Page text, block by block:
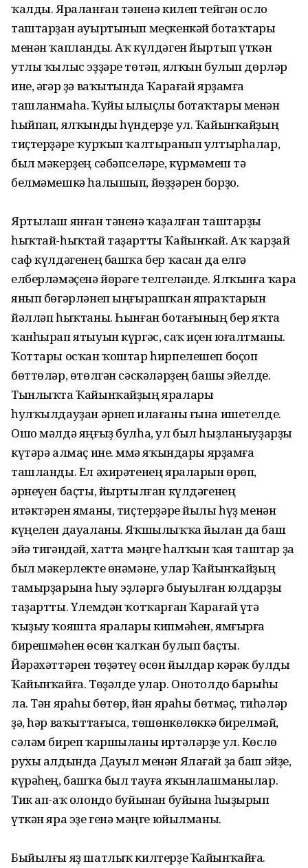
ҡалды. Яраланған тәненә килеп тейгән осло
таштарҙан ауыртынып меҫкенкәй ботаҡтары
менән ҡапланды. Аҡ күлдәген йыртып үткән
утлы ҡылыс эҙҙәре төтәп, ялҡын булып дөрләр
ине, әгәр ҙә ваҡытында Ҡарағай ярҙамға
ташланмаһа. Ҡуйы ылыҫлы ботаҡтары менән
һыйпап, ялҡынды һүндерҙе ул. Ҡайынҡайҙың
тиҫтерҙәре ҡурҡып ҡалтыранып ултырһалар,
был мәкерҙең сәбәпселәре, күрмәмеш тә
белмәмешкә һалышып, йөҙҙәрен борҙо.
Яртылаш янған тәненә ҡаҙалған таштарҙы
һыҡтай-һыҡтай таҙартты Ҡайынҡай. Аҡ ҡарҙай
саф күлдәгенең башҡа бер ҡасан да елгә
елберләмәҫенә йөрәге телгеләнде. Ялҡынға ҡара
янып бөгәрләнеп ыңғырашҡан япраҡтарын
йәлләп һыҡтаны. Һынған ботағының бер яҡта
ҡанһырап ятыуын күргәс, саҡ иҫен юғалтманы.
Ҡоттары осҡан ҡоштар һирпелешеп боҫоп
бөттөләр, өтөлгән сәскәләрҙең башы эйелде.
Тынлыҡта Ҡайынҡайҙың яралары
һулҡылдауҙан әрнеп илағаны ғына ишетелде.
Ошо мәлдә яңғыҙ булһа, ул был һыҙланыуҙарҙы
күтәрә алмаҫ ине. Әммә яҡындары ярҙамға
ташланды. Ел әхирәтенең яраларын өрөп,
әрнеүен баҫты, йыртылған күлдәгенең
итәктәрен яманы, тиҫтерҙәре йылы һүҙ менән
күңелен дауаланы. Яҡшылыҡҡа йылан да баш
эйә тигәндәй, хатта мәңге һалҡын ҡая таштар ҙа
был мәкерлекте өнәмәне, улар Ҡайынҡайҙың
тамырҙарына һыу эҙләргә быуылған юлдарҙы
таҙартты. Үлемдән ҡотҡарған Ҡарағай үтә
ҡыҙыу ҡояшта яралары кипмәһен, ямғырға
бирешмәһен өсөн ҡалҡан булып баҫты.
Йәрәхәттәрен төҙәтеү өсөн йылдар кәрәк булды
Ҡайынҡайға. Төҙәлде улар. Онотолдо барыһы
ла. Тән яраһы бөтөр, йән яраһы бөтмәҫ, тиһәләр
ҙә, һәр ваҡыттағыса, төшөнкөлөккә бирелмәй,
сәләм биреп ҡаршыланы иртәләрҙе ул. Көслө
рухы алдында Дауыл менән Ялағай ҙа баш эйҙе,
күрәһең, башҡа был тауға яҡынлашманылар.
Тик ап-аҡ олондо буйынан буйына һыҙырып
үткән яра эҙе генә мәңге юйылманы.
Быйылғы яҙ шатлыҡ килтерҙе Ҡайынҡайға.